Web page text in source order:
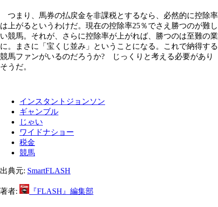
つまり、馬券の払戻金を非課税とするなら、必然的に控除率
は上がるというわけだ。現在の控除率25％でさえ勝つのが難し
い競馬。それが、さらに控除率が上がれば、勝つのは至難の業
に。まさに「宝くじ並み」ということになる。これで納得する
競馬ファンがいるのだろうか? じっくりと考える必要があり
そうだ。
インスタントジョンソン
ギャンブル
じゃい
ワイドナショー
税金
競馬
出典元: SmartFLASH
著者: 『FLASH』編集部